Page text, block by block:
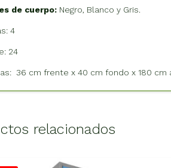
de cuerpo: Negro, Blanco y Gris.
4
24
36 cm frente x 40 cm fondo x 180 cm
relacionados